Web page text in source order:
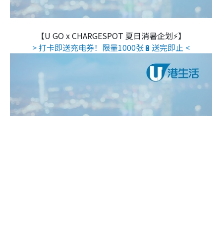
【U GO x CHARGESPOT 夏日消暑企划⚡】
> 打卡即送充电券！限量1000张🔋送完即止 <